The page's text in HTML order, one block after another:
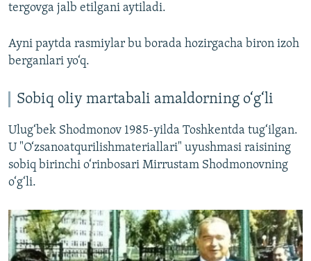
tergovga jalb etilgani aytiladi.
Ayni paytda rasmiylar bu borada hozirgacha biron izoh
berganlari yo‘q.
Sobiq oliy martabali amaldorning o‘g‘li
Ulug‘bek Shodmonov 1985-yilda Toshkentda tug‘ilgan.
U "O‘zsanoatqurilishmateriallari" uyushmasi raisining
sobiq birinchi o‘rinbosari Mirrustam Shodmonovning
o‘g‘li.